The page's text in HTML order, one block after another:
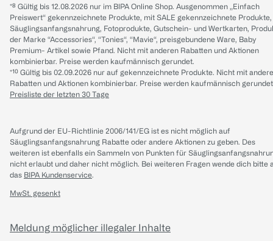
*⁸ Gültig bis 12.08.2026 nur im BIPA Online Shop. Ausgenommen „Einfach
Preiswert“ gekennzeichnete Produkte, mit SALE gekennzeichnete Produkte,
Säuglingsanfangsnahrung, Fotoprodukte, Gutschein- und Wertkarten,
der Marke “Accessories“, “Tonies“, “Mavie“, preisgebundene Ware, Baby
Premium- Artikel sowie Pfand. Nicht mit anderen Rabatten und Aktionen
kombinierbar. Preise werden kaufmännisch gerundet.
*¹⁰ Gültig bis 02.09.2026 nur auf gekennzeichnete Produkte. Nicht mit
Rabatten und Aktionen kombinierbar. Preise werden kaufmännisch
Preisliste der letzten 30 Tage
Aufgrund der EU-Richtlinie 2006/141/EG ist es nicht möglich auf
Säuglingsanfangsnahrung Rabatte oder andere Aktionen zu geben. Des
weiteren ist ebenfalls ein Sammeln von Punkten für
nicht erlaubt und daher nicht möglich. Bei weiteren Fragen wende dich bitte
das BIPA Kundenservice.
MwSt. gesenkt
Meldung möglicher illegaler Inhalte